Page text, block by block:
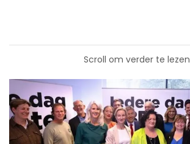
Scroll om verder te lezen